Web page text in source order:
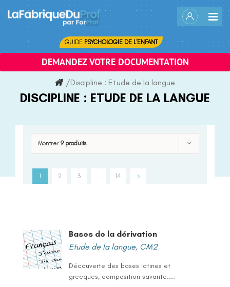
content
GUIDE PSYCHOLOGIE DE L'ENFANT
DEMANDEZ VOTRE DOCUMENTATION
/Discipline : Etude de la langue
DISCIPLINE : ETUDE DE LA LANGUE
Montrer 9 produits
1 2 3 14
Bases de la dérivation
Etude de la langue, CM2
Découverte des bases latines et
grecques, composition savante....